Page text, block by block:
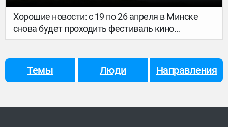
Хорошие новости: с 19 по 26 апреля в Минске
снова будет проходить фестиваль кино
Северных и Балтийских стран – «Паўночнае
посмотреть на фестивале кино из Швеции,
Финляндии, Норвегии, Дании, Эстонии,
Темы Люди Направления